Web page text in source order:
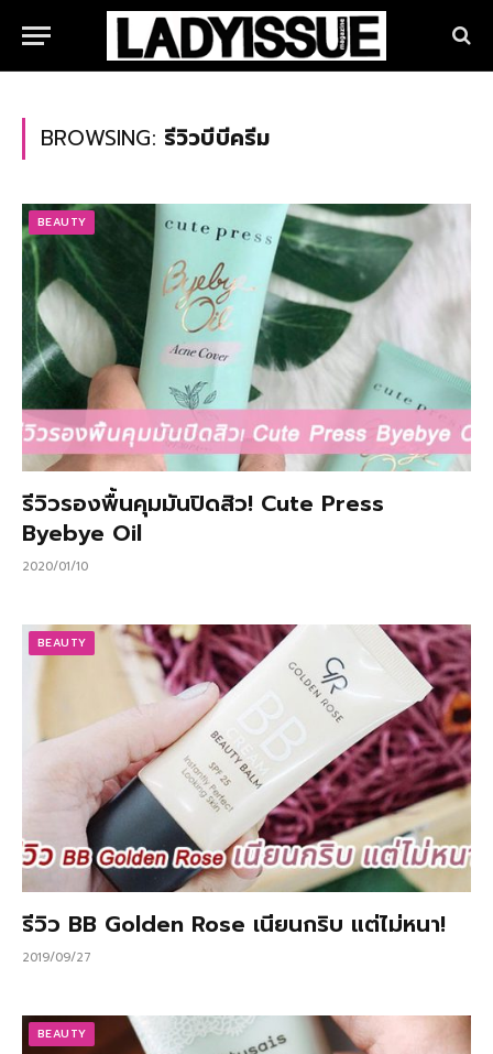
BROWSING: รีวิวบีบีครีม
BEAUTY
รีวิวรองพื้นคุมมันปิดสิว! Cute Press
Byebye Oil
2020/01/10
BEAUTY
รีวิว BB Golden Rose เนียนกริบ แต่ไม่หนา!
2019/09/27
BEAUTY